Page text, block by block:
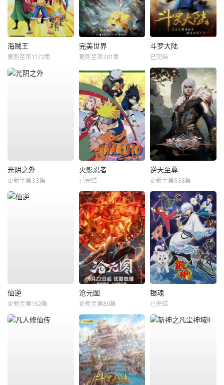
海贼王
更新至第1172集
完美世界
更新至第281集
斗罗大陆
已完结
光阴之外
更新至第33集
火影忍者
已完结
逆天至尊
更新至第538集
仙逆
更新至第152集
沧元图
更新至第89集
银魂
已完结